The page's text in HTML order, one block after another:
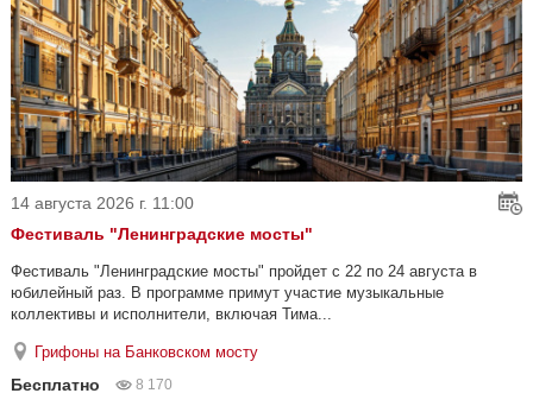
14 августа 2026 г. 11:00
Фестиваль "Ленинградские мосты"
Фестиваль "Ленинградские мосты" пройдет с 22 по 24 августа в
юбилейный раз. В программе примут участие музыкальные
коллективы и исполнители, включая Тима...
Грифоны на Банковском мосту
Бесплатно 8 170